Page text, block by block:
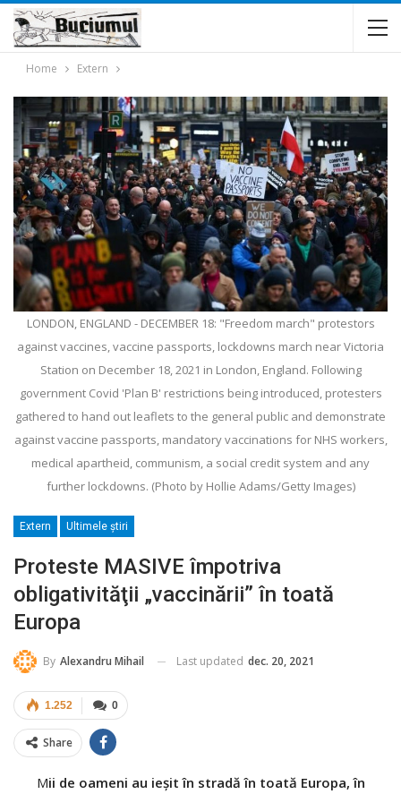
Home Extern
LONDON, ENGLAND - DECEMBER 18: "Freedom march" protestors
against vaccines, vaccine passports, lockdowns march near Victoria
Station on December 18, 2021 in London, England. Following
government Covid 'Plan B' restrictions being introduced, protesters
gathered to hand out leaflets to the general public and demonstrate
against vaccine passports, mandatory vaccinations for NHS workers,
medical apartheid, communism, a social credit system and any
further lockdowns. (Photo by Hollie Adams/Getty Images)
Extern Ultimele ştiri
Proteste MASIVE împotriva
obligativităţii „vaccinării” în toată
Europa
By Alexandru Mihail Last updated dec. 20, 2021
0
1.252
Share
Mii de oameni au ieşit în stradă în toată Europa, în